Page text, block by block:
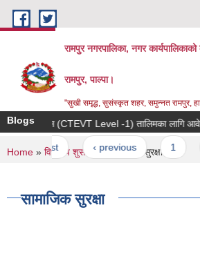
Skip to main content
रामपुर नगरपालिका, नगर कार्यपालिकाको
रामपुर, पाल्पा।
"सुखी समृद्ध, सुसंस्कृत शहर, समुन्नत रामपुर,
Blogs
सिप विकास (CTEVT Level -1) तालिमका लागि
Pages
« first ‹ previous
You are here
Home » विधुतीय शुसासन » सामाजिक सुरक्षा
सामाजिक सुरक्षा